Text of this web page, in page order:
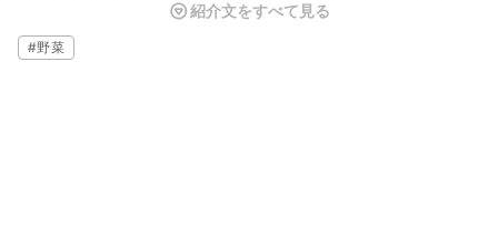
の一品としても大活躍です。火を使わずあっというまにできますよ。
ぜひ、作ってみてください。
紹介文をすべて見る
#野菜